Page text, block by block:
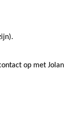
op met